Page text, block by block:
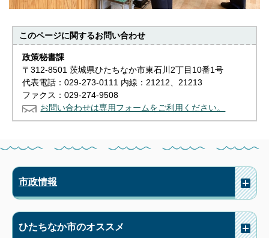
このページに関するお問い合わせ
政策秘書課
〒312-8501 茨城県ひたちなか市東石川2丁目10番1号
代表電話：029-273-0111 内線：21212、21213
ファクス：029-274-9508
お問い合わせは専用フォームをご利用ください。
市政情報
ひたちなか市のオススメ